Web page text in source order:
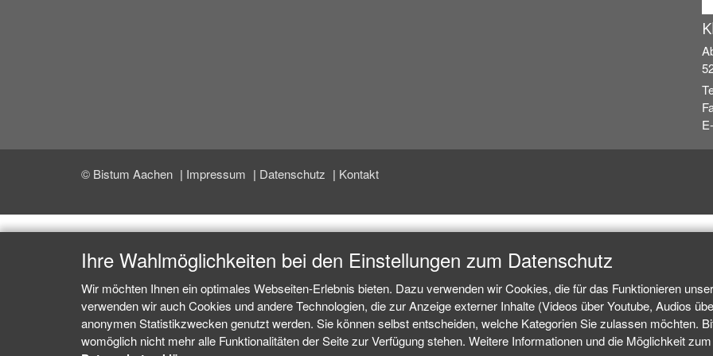
© Bistum Aachen Impressum Datenschutz Kontakt
Ihre Wahlmöglichkeiten bei den Einstellungen zum Datenschutz
Wir möchten Ihnen ein optimales Webseiten-Erlebnis bieten. Dazu verwenden wir Cookies, die für das Funktionieren
verwenden wir auch Cookies und andere Technologien, die zur Anzeige externer Inhalte (Videos über Youtube, Audios
anonymen Statistikzwecken genutzt werden. Sie können selbst entscheiden, welche Kategorien Sie zulassen möchten.
womöglich nicht mehr alle Funktionalitäten der Seite zur Verfügung stehen. Weitere Informationen und die Möglichkeit